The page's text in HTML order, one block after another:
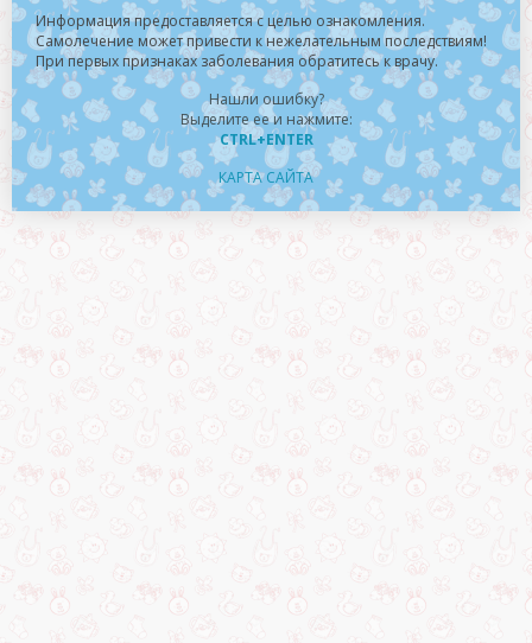
Информация предоставляется с целью ознакомления.
Самолечение может привести к нежелательным последствиям!
При первых признаках заболевания обратитесь к врачу.
Нашли ошибку?
Выделите ее и нажмите:
CTRL+ENTER
КАРТА САЙТА